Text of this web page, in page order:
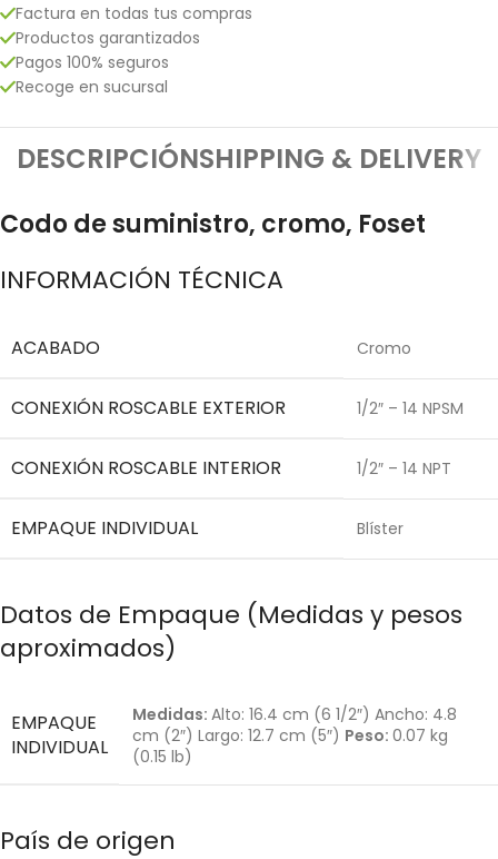
Factura en todas tus compras
Productos garantizados
Pagos 100% seguros
Recoge en sucursal
DESCRIPCIÓNSHIPPING & DELIVERY
Codo de suministro, cromo, Foset
INFORMACIÓN TÉCNICA
ACABADO Cromo
CONEXIÓN ROSCABLE EXTERIOR 1/2″ – 14 NPSM
CONEXIÓN ROSCABLE INTERIOR 1/2″ – 14 NPT
EMPAQUE INDIVIDUAL Blíster
Datos de Empaque (Medidas y pesos
aproximados)
EMPAQUE
INDIVIDUAL
Medidas: Alto: 16.4 cm (6 1/2″) Ancho: 4.8
cm (2″) Largo: 12.7 cm (5″) Peso: 0.07 kg
(0.15 lb)
País de origen